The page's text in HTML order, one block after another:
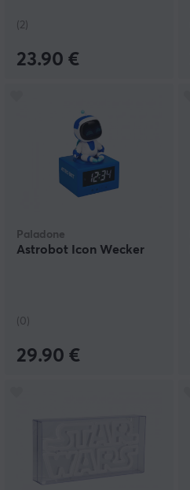
(2)
23.90 €
Paladone
Astrobot Icon Wecker
(0)
29.90 €